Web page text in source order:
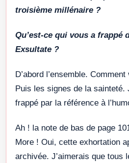
troisième millénaire ?
Qu’est-ce qui vous a frappé
Exsultate ?
D’abord l’ensemble.
Puis les signes de la sainteté.
frappé par la référence à
Ah ! la note de bas de page
More ! Oui, cette exhortation
archivée. J’aimerais que tous